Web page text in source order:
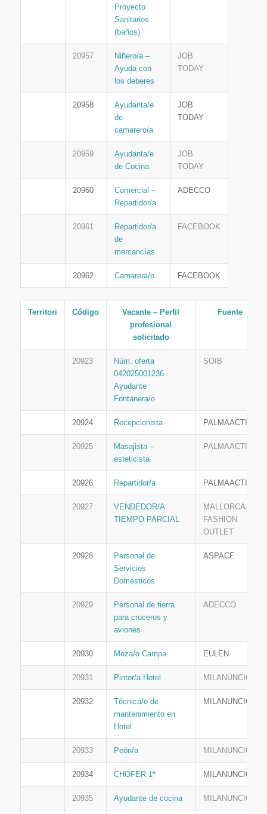
Proyecto
Sanitarios
(baños)
20957
Niñero/a –
Ayuda con
los deberes
JOB
TODAY
20958
Ayudanta/e
de
camarero/a
JOB
TODAY
20959
Ayudanta/e
de Cocina
JOB
TODAY
20960
Comercial –
Repartidor/a
ADECCO
20961
Repartidor/a
de
mercancías
FACEBOOK
20962 Camarera/o FACEBOOK
Territori Código
Vacante – Perfil
profesional
solicitado
Fuente
20923
Núm. oferta
042025001236
Ayudante
Fontanera/o
SOIB
20924 Recepcionista PALMAACTIVA
20925
Masajista –
esteticista
PALMAACTIVA
20926 Repartidor/a PALMAACTIVA
20927
VENDEDOR/A
TIEMPO PARCIAL
MALLORCA
FASHION
OUTLET
20928
Personal de
Servicios
Domésticos
ASPACE
20929
Personal de tierra
para cruceros y
aviones
ADECCO
20930 Moza/o Campa EULEN
20931 Pintor/a Hotel MILANUNCIOS
20932
Técnica/o de
mantenimiento en
Hotel
MILANUNCIOS
20933 Peón/a MILANUNCIOS
20934 CHOFER 1ª MILANUNCIOS
20935 Ayudante de cocina MILANUNCIOS